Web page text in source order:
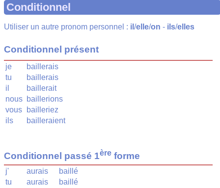
Conditionnel
Utiliser un autre pronom personnel : il /elle/on - ils/elles
Conditionnel présent
je
baillerais
tu
baillerais
il
baillerait
nous baillerions
vous
bailleriez
ils
bailleraient
Conditionnel passé 1ère forme
j' aurais
baillé
tu
aurais
baillé